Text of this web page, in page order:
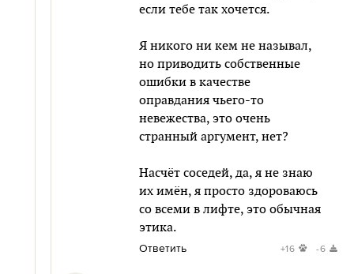
если тебе так хочется.
Я никого ни кем не называл,
но приводить собственные
ошибки в качестве
оправдания чьего-то
невежества, это очень
странный аргумент, нет?
Насчёт соседей, да, я не знаю
их имён, я просто здороваюсь
со всеми в лифте, это обычная
этика.
Ответить +16 -6